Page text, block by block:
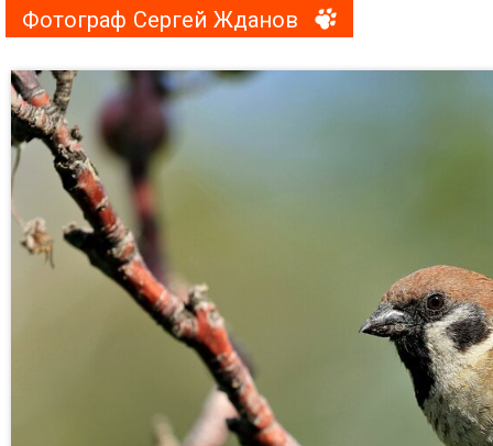
Фотограф Сергей Жданов